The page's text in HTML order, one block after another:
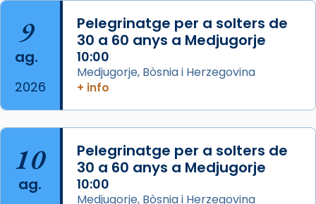
que les santes són filles de l’antiga Iluro.
Mataró en reivindicarà les relíquies fins que
les aconseguirà el 1772. L’ofici que es canta
a la “Missa de les Santes” (“Missa de
Glòria”) fou composta el 1848 per Mn.
Manuel Blanch, amb aire d’òpera
italianitzant; s’interpreta per privilegi
pontifici, amb orquestra i cor, i té una
duració aproximada de tres hores. Després,
processó (recuperada el 1972) al voltant
del temple amb les relíquies de les santes.
Des de 1985 hi participa també un grup de
9
ag.
2026
Pelegrinatge per a solters de
30 a 60 anys a Medjugorje
10:00
Medjugorje, Bòsnia i Herzegovina
+ info
10
ag.
Pelegrinatge per a solters de
30 a 60 anys a Medjugorje
10:00
Medjugorje, Bòsnia i Herzegovina